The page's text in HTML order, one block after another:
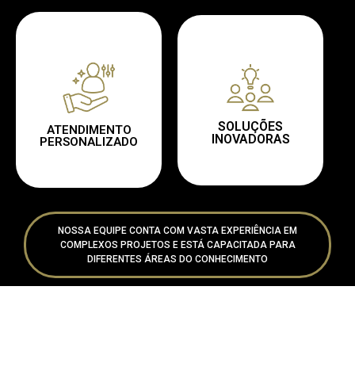
ATENDIMENTO
PERSONALIZADO
SOLUÇÕES
INOVADORAS
NOSSA EQUIPE CONTA COM VASTA EXPERIÊNCIA EM
COMPLEXOS PROJETOS E ESTÁ CAPACITADA PARA
DIFERENTES ÁREAS DO CONHECIMENTO